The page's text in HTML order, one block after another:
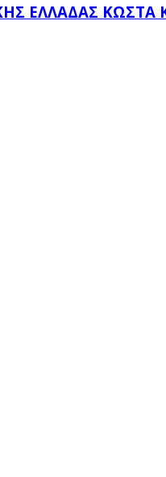
ΕΛΛΆΔΑΣ ΚΏΣΤΑ